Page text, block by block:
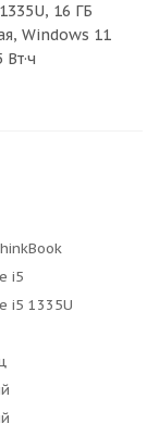
16 ГБ
Windows 11
i5
i5 1335U